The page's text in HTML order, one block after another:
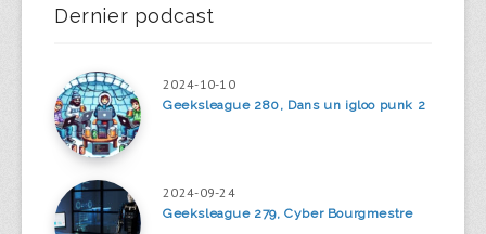
Dernier podcast
2024-10-10
Geeksleague 280, Dans un igloo punk 2
2024-09-24
Geeksleague 279, Cyber Bourgmestre